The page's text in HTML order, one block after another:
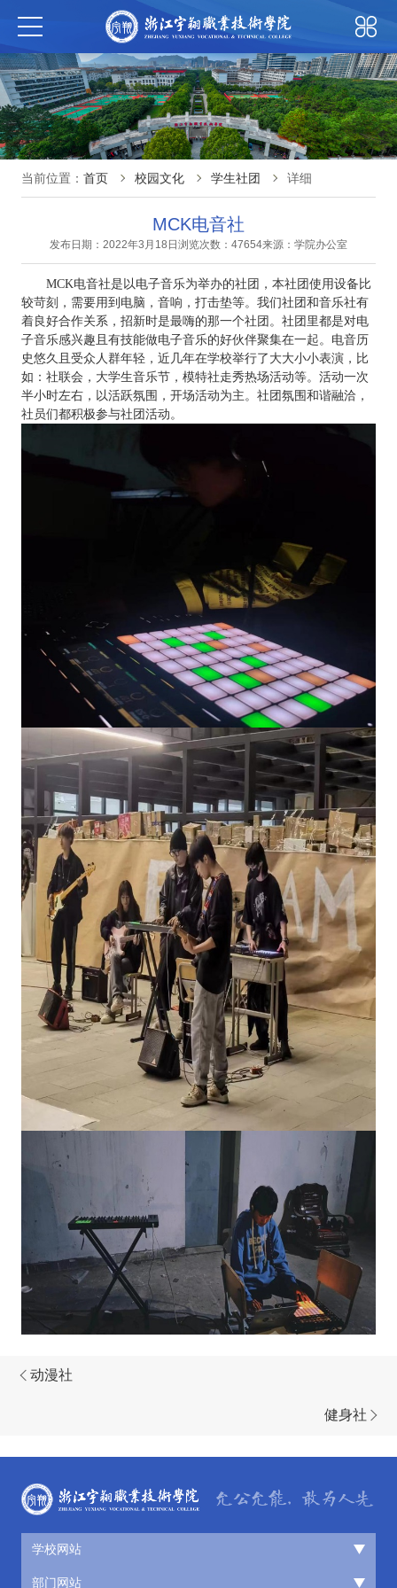
当前位置： 首页 校园文化 学生社团 详细
MCK电音社
发布日期：2022年3月18日 浏览次数：47654来源：学院办公室
MCK电音社是以电子音乐为举办的社团，本社团使用设备比
较苛刻，需要用到电脑，音响，打击垫等。我们社团和音乐社有
着良好合作关系，招新时是最嗨的那一个社团。社团里都是对电
子音乐感兴趣且有技能做电子音乐的好伙伴聚集在一起。电音历
史悠久且受众人群年轻，近几年在学校举行了大大小小表演，比
如：社联会，大学生音乐节，模特社走秀热场活动等。活动一次
半小时左右，以活跃氛围，开场活动为主。社团氛围和谐融洽，
社员们都积极参与社团活动。
动漫社
健身社
学校网站
部门网站